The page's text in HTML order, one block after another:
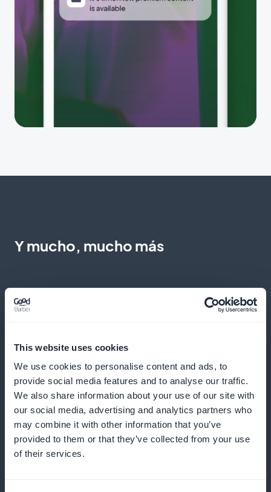
This website uses cookies
We use cookies to personalise content and ads, to
provide social media features and to analyse our traffic.
We also share information about your use of our site with
our social media, advertising and analytics partners who
may combine it with other information that you’ve
provided to them or that they’ve collected from your use
of their services.
Y mucho, mucho más
abonados a los contenidos de biología y
medio ambiente
Acceda a análisis precisos de sus abonados y
optimice su estrategia de contenidos